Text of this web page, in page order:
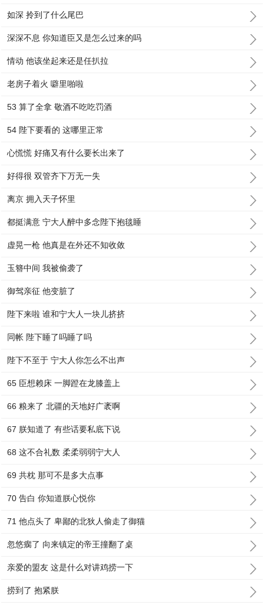
如深 拎到了什么尾巴
深深不息 你知道臣又是怎么过来的吗
情动 他该坐起来还是任扒拉
老房子着火 噼里啪啦
53 算了全拿 敬酒不吃吃罚酒
54 陛下要看的 这哪里正常
心慌慌 好痛又有什么要长出来了
好得很 双管齐下万无一失
离京 拥入天子怀里
都挺满意 宁大人醉中多念陛下抱毯睡
虚晃一枪 他真是在外还不知收敛
玉簪中间 我被偷袭了
御驾亲征 他变脏了
陛下来啦 谁和宁大人一块儿挤挤
同帐 陛下睡了吗睡了吗
陛下不至于 宁大人你怎么不出声
65 臣想赖床 一脚蹬在龙膝盖上
66 粮来了 北疆的天地好广袤啊
67 朕知道了 有些话要私底下说
68 这不合礼数 柔柔弱弱宁大人
69 共枕 那可不是多大点事
70 告白 你知道朕心悦你
71 他点头了 卑鄙的北狄人偷走了御猫
忽悠瘸了 向来镇定的帝王撞翻了桌
亲爱的盟友 这是什么对讲鸡捞一下
捞到了 抱紧朕